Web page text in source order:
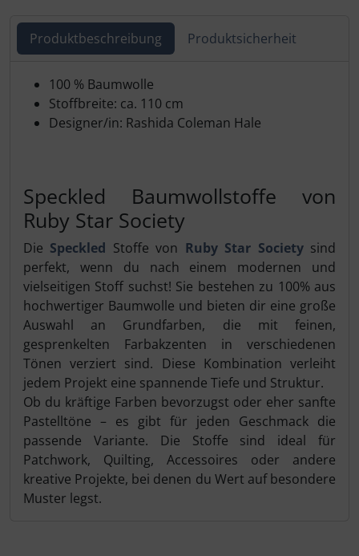
Produktbeschreibung Produktsicherheit
100 % Baumwolle
Stoffbreite: ca. 110 cm
Designer/in: Rashida Coleman Hale
Speckled Baumwollstoffe von
Ruby Star Society
Die Speckled Stoffe von Ruby Star Societysind
perfekt, wenn du nach einem modernen und
vielseitigen Stoff suchst! Sie bestehen zu 100% aus
hochwertiger Baumwolle und bieten dir eine große
Auswahl an Grundfarben, die mit feinen,
gesprenkelten Farbakzenten in verschiedenen
Tönen verziert sind. Diese Kombination verleiht
jedem Projekt eine spannende Tiefe und Struktur.
Ob du kräftige Farben bevorzugst oder eher sanfte
Pastelltöne – es gibt für jeden Geschmack die
passende Variante. Die Stoffe sind ideal für
Patchwork, Quilting, Accessoires oder andere
kreative Projekte, bei denen du Wert auf besondere
Muster legst.